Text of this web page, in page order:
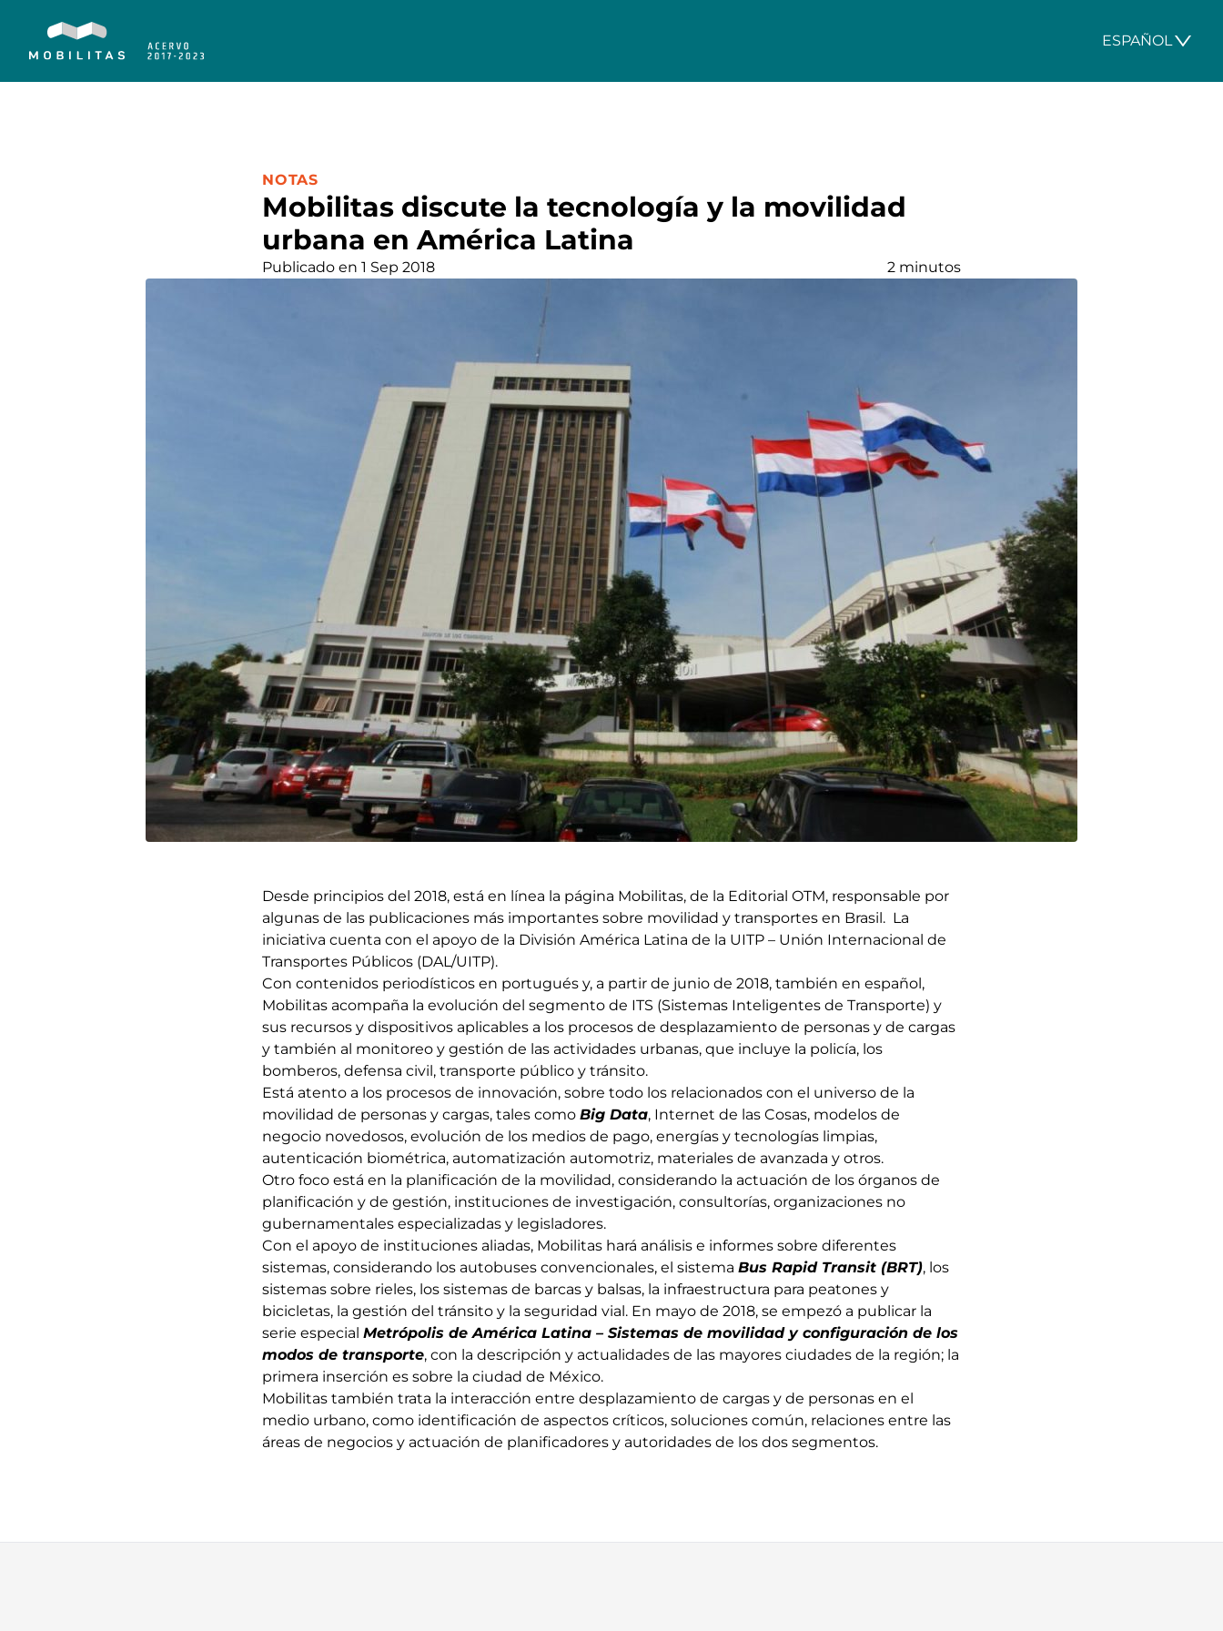
ESPAÑOL
Mobilitas discute la tecnología y la movilidad
urbana en América Latina
CATEGORÍA:
NOTAS
Publicado en 1 Sep 2018 2 minutos
Desde principios del 2018, está en línea la página Mobilitas, de la Editorial OTM, responsable por
algunas de las publicaciones más importantes sobre movilidad y transportes en Brasil. La
iniciativa cuenta con el apoyo de la División América Latina de la UITP – Unión Internacional de
Transportes Públicos (DAL/UITP).
Con contenidos periodísticos en portugués y, a partir de junio de 2018, también en español,
Mobilitas acompaña la evolución del segmento de ITS (Sistemas Inteligentes de Transporte) y
sus recursos y dispositivos aplicables a los procesos de desplazamiento de personas y de cargas
y también al monitoreo y gestión de las actividades urbanas, que incluye la policía, los
bomberos, defensa civil, transporte público y tránsito.
Está atento a los procesos de innovación, sobre todo los relacionados con el universo de la
movilidad de personas y cargas, tales como Big Data, Internet de las Cosas, modelos de
negocio novedosos, evolución de los medios de pago, energías y tecnologías limpias,
autenticación biométrica, automatización automotriz, materiales de avanzada y otros.
Otro foco está en la planificación de la movilidad, considerando la actuación de los órganos de
planificación y de gestión, instituciones de investigación, consultorías, organizaciones no
gubernamentales especializadas y legisladores.
Con el apoyo de instituciones aliadas, Mobilitas hará análisis e informes sobre diferentes
sistemas, considerando los autobuses convencionales, el sistema Bus Rapid Transit (BRT), los
sistemas sobre rieles, los sistemas de barcas y balsas, la infraestructura para peatones y
bicicletas, la gestión del tránsito y la seguridad vial. En mayo de 2018, se empezó a publicar la
serie especial Metrópolis de América Latina – Sistemas de movilidad y configuración de los
modos de transporte, con la descripción y actualidades de las mayores ciudades de la región; la
primera inserción es sobre la ciudad de México.
Mobilitas también trata la interacción entre desplazamiento de cargas y de personas en el
medio urbano, como identificación de aspectos críticos, soluciones común, relaciones entre las
áreas de negocios y actuación de planificadores y autoridades de los dos segmentos.